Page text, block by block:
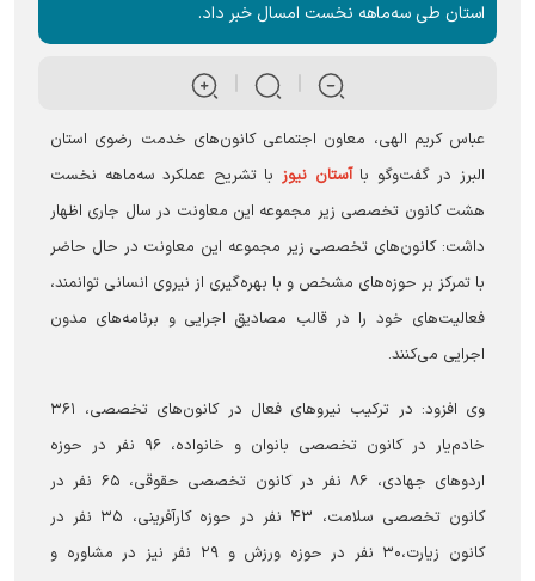
استان طی سه‌ماهه نخست امسال خبر داد.
عباس کریم الهی، معاون اجتماعی کانون‌های خدمت رضوی استان
البرز در گفت‌و‌گو با آستان نیوز با تشریح عملکرد سه‌ماهه نخست
هشت کانون تخصصی زیر مجموعه این معاونت در سال جاری اظهار
داشت: کانون‌های تخصصی زیر مجموعه این معاونت در حال حاضر
با تمرکز بر حوزه‌های مشخص و با بهره‌گیری از نیروی انسانی توانمند،
فعالیت‌های خود را در قالب مصادیق اجرایی و برنامه‌های مدون
اجرایی می‌کنند.
وی افزود: در ترکیب نیرو‌های فعال در کانون‌های تخصصی، ۳۶۱
خادم‌یار در کانون تخصصی بانوان و خانواده، ۹۶ نفر در حوزه
اردو‌های جهادی، ۸۶ نفر در کانون تخصصی حقوقی، ۶۵ نفر در
کانون تخصصی سلامت، ۴۳ نفر در حوزه کارآفرینی، ۳۵ نفر در
کانون زیارت،۳۰ نفر در حوزه ورزش و ۲۹ نفر نیز در مشاوره و